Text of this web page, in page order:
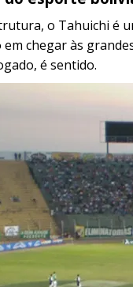
o Tahuichi é
chegar às
é sentido.